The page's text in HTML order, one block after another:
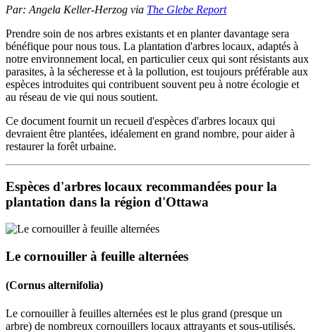
Par: Angela Keller-Herzog via The Glebe Report
Prendre soin de nos arbres existants et en planter davantage sera
bénéfique pour nous tous. La plantation d'arbres locaux, adaptés à
notre environnement local, en particulier ceux qui sont résistants aux
parasites, à la sécheresse et à la pollution, est toujours préférable aux
espèces introduites qui contribuent souvent peu à notre écologie et
au réseau de vie qui nous soutient.
Ce document fournit un recueil d'espèces d'arbres locaux qui
devraient être plantées, idéalement en grand nombre, pour aider à
restaurer la forêt urbaine.
Espèces d'arbres locaux recommandées pour la
plantation dans la région d'Ottawa
Le cornouiller à feuille alternées
(Cornus alternifolia)
Le cornouiller à feuilles alternées est le plus grand (presque un
arbre) de nombreux cornouillers locaux attrayants et sous-utilisés.